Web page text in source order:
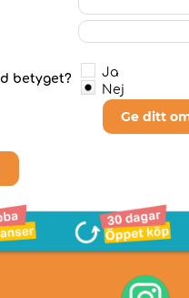
betyget?
Ja
Nej
Ge ditt